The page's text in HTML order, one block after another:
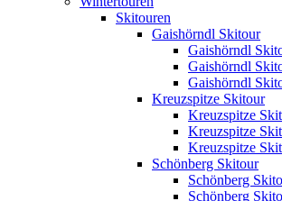
Skitouren
Gaishörndl Skitour
Gaishörndl
Gaishörndl
Gaishörndl
Kreuzspitze Skitour
Kreuzspitze
Kreuzspitze
Kreuzspitze
Schönberg Skitour
Schönberg
Schönberg